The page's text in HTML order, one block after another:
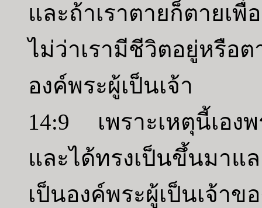
และถ้าเราตายก็ตายเ
ไม่ว่าเรามีชีวิตอยู่หรือ
องค์พระผู้เป็นเจ้า
14:9 เพราะเหตุนี้เอง
และได้ทรงเป็นขึ้นมา
เป็นองค์พระผู้เป็นเจ้า